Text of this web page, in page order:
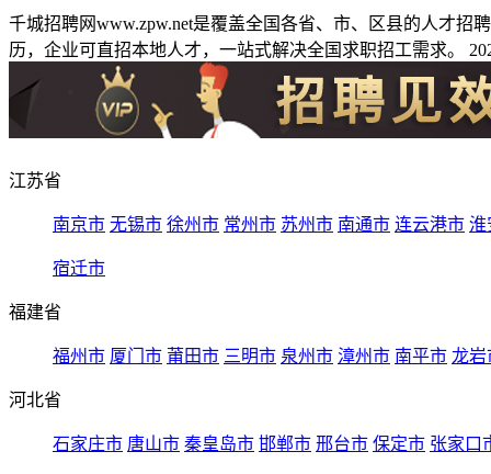
千城招聘网www.zpw.net是覆盖全国各省、市、区县的人才
历，企业可直招本地人才，一站式解决全国求职招工需求。
江苏省
南京市 无锡市 徐州市 常州市 苏州市 南通市 连云港市 淮
宿迁市
福建省
福州市 厦门市 莆田市 三明市 泉州市 漳州市 南平市 龙岩
河北省
石家庄市 唐山市 秦皇岛市 邯郸市 邢台市 保定市 张家口